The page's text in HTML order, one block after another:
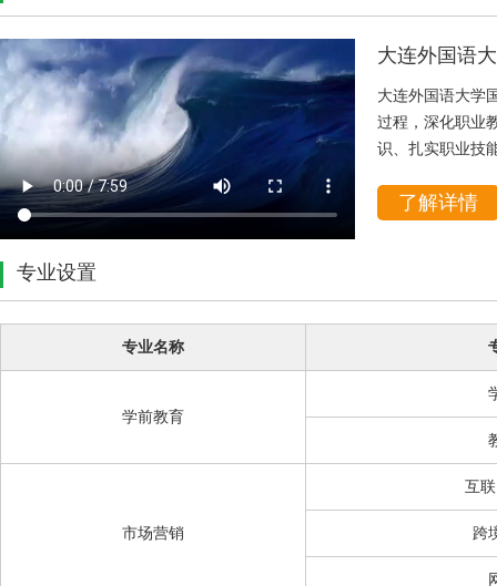
大连外国语
大连外国语大学
过程，深化职业
识、扎实职业技
了解详情
专业设置
专业名称
学前教育
市场营销
互
跨